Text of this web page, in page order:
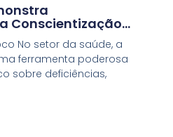
Conscientização
Lançamento das
Dourado e
No setor da saúde, a
ferramenta poderosa
sobre deficiências,